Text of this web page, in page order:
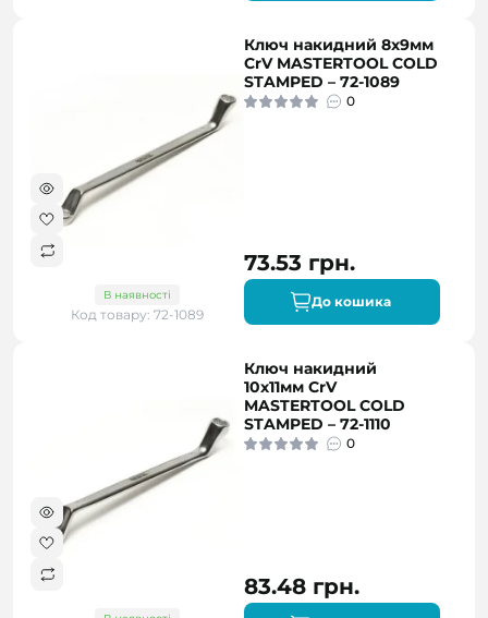
В наявності
Код товару: 72-1089
Ключ накидний 8х9мм
CrV MASTERTOOL COLD
STAMPED – 72-1089
0
73.53 грн.
До кошика
Ключ накидний
10х11мм CrV
MASTERTOOL COLD
STAMPED – 72-1110
0
83.48 грн.